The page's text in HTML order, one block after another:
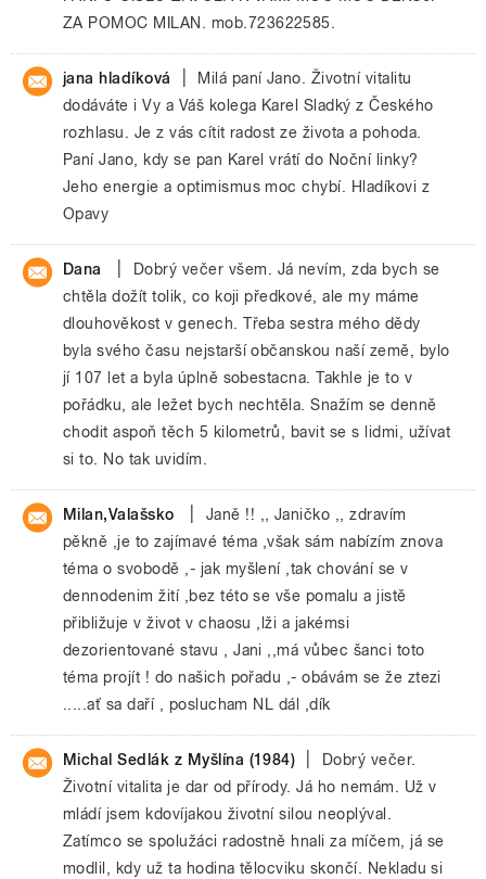
ZA POMOC MILAN. mob.723622585.
jana hladíková
Milá paní Jano. Životní vitalitu
dodáváte i Vy a Váš kolega Karel Sladký z Českého
rozhlasu. Je z vás cítit radost ze života a pohoda.
Paní Jano, kdy se pan Karel vrátí do Noční linky?
Jeho energie a optimismus moc chybí. Hladíkovi z
Opavy
Dana
Dobrý večer všem. Já nevím, zda bych se
chtěla dožít tolik, co koji předkové, ale my máme
dlouhověkost v genech. Třeba sestra mého dědy
byla svého času nejstarší občanskou naší země, bylo
jí 107 let a byla úplně sobestacna. Takhle je to v
pořádku, ale ležet bych nechtěla. Snažím se denně
chodit aspoň těch 5 kilometrů, bavit se s lidmi, užívat
si to. No tak uvidím.
Milan,Valašsko
Janě !! ,, Janičko ,, zdravím
pěkně ,je to zajímavé téma ,však sám nabízím znova
téma o svobodě ,- jak myšlení ,tak chování se v
dennodenim žití ,bez této se vše pomalu a jistě
přibližuje v život v chaosu ,lži a jakémsi
dezorientované stavu , Jani ,,má vůbec šanci toto
téma projít ! do našich pořadu ,- obávám se že ztezi
.....ať sa daří , poslucham NL dál ,dík
Michal Sedlák z Myšlína (1984)
Dobrý večer.
Životní vitalita je dar od přírody. Já ho nemám. Už v
mládí jsem kdovíjakou životní silou neoplýval.
Zatímco se spolužáci radostně hnali za míčem, já se
modlil, kdy už ta hodina tělocviku skončí. Nekladu si